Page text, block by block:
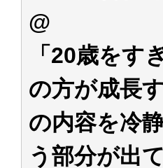
@
「20歳をす
の方が成長
の内容を冷
う部分が出